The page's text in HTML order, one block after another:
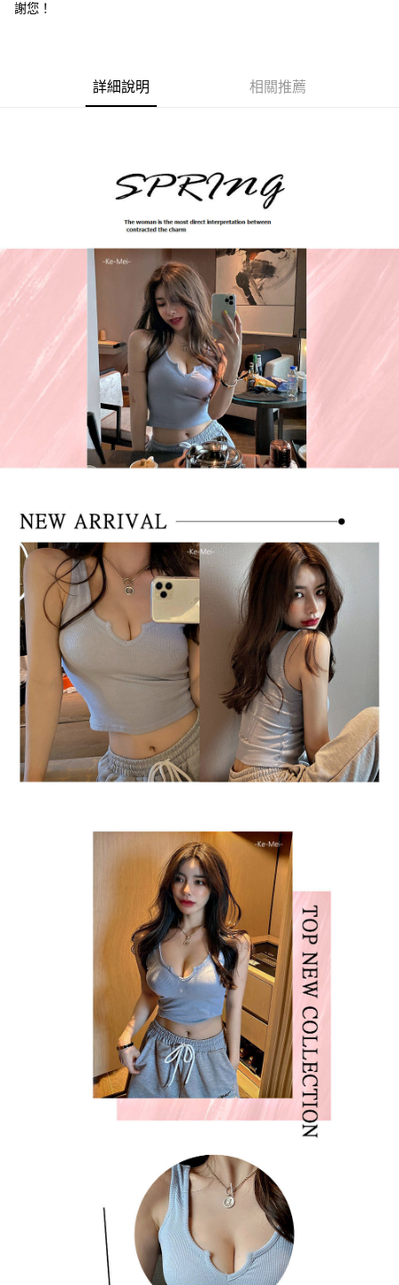
付款後7-11取貨
每筆NT$85，滿NT$1,200(含以上)免運費
謝您！
詳細說明 相關推薦